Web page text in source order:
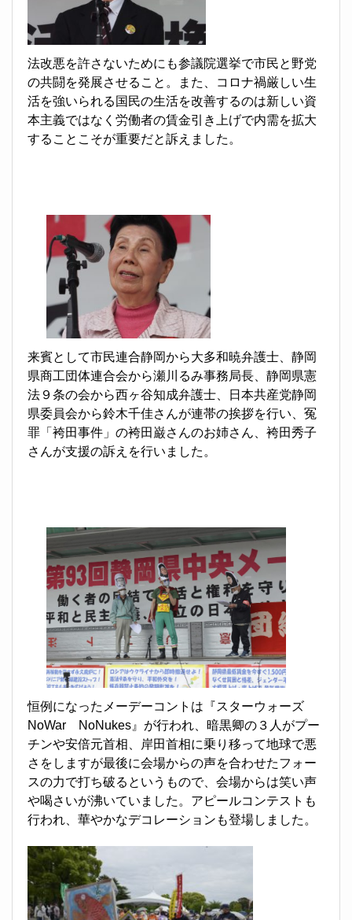
法改悪を許さないためにも参議院選挙で市民と野党
の共闘を発展させること。また、コロナ禍厳しい生
活を強いられる国民の生活を改善するのは新しい資
本主義ではなく労働者の賃金引き上げで内需を拡大
することこそが重要だと訴えました。
来賓として市民連合静岡から大多和暁弁護士、静岡
県商工団体連合会から瀬川るみ事務局長、静岡県憲
法９条の会から西ヶ谷知成弁護士、日本共産党静岡
県委員会から鈴木千佳さんが連帯の挨拶を行い、冤
罪「袴田事件」の袴田巌さんのお姉さん、袴田秀子
さんが支援の訴えを行いました。
恒例になったメーデーコントは『スターウォーズ
NoWar NoNukes』が行われ、暗黒卿の３人がプー
チンや安倍元首相、岸田首相に乗り移って地球で悪
さをしますが最後に会場からの声を合わせたフォー
スの力で打ち破るというもので、会場からは笑い声
や喝さいが沸いていました。アピールコンテストも
行われ、華やかなデコレーションも登場しました。